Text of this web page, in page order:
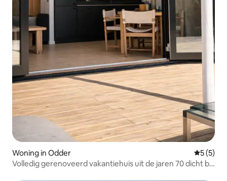
Woning in Odder
5 (5)
Volledig gerenoveerd vakantiehuis uit de jaren 70 dicht bij